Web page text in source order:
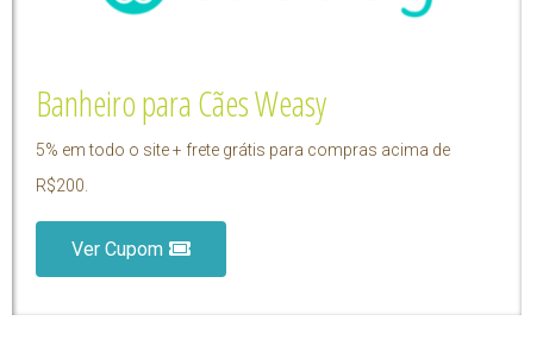
Banheiro para Cães Weasy
5% em todo o site + frete grátis para compras acima de
R$200.
Ver Cupom